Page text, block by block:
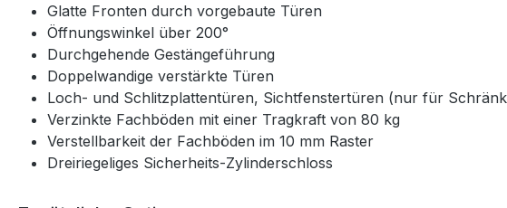
Glatte Fronten durch vorgebaute Türen
Öffnungswinkel über 200°
Durchgehende Gestängeführung
Doppelwandige verstärkte Türen
Loch- und Schlitzplattentüren, Sichtfenstertüren (nur für
Verzinkte Fachböden mit einer Tragkraft von 80 kg
Verstellbarkeit der Fachböden im 10 mm Raster
Dreiriegeliges Sicherheits-Zylinderschloss